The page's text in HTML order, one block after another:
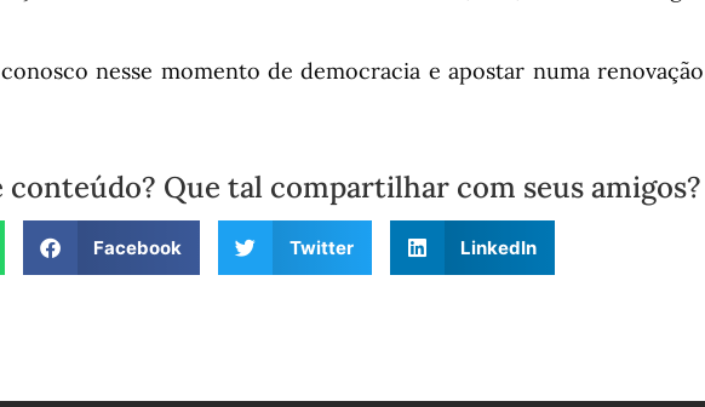
nesse momento de democracia e apostar numa renovação
conteúdo? Que tal compartilhar com seus amigos?
Facebook Twitter LinkedIn